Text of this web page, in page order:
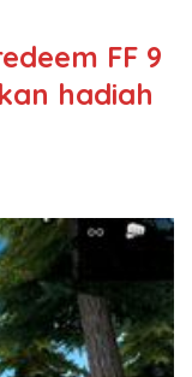
FF 9
hadiah